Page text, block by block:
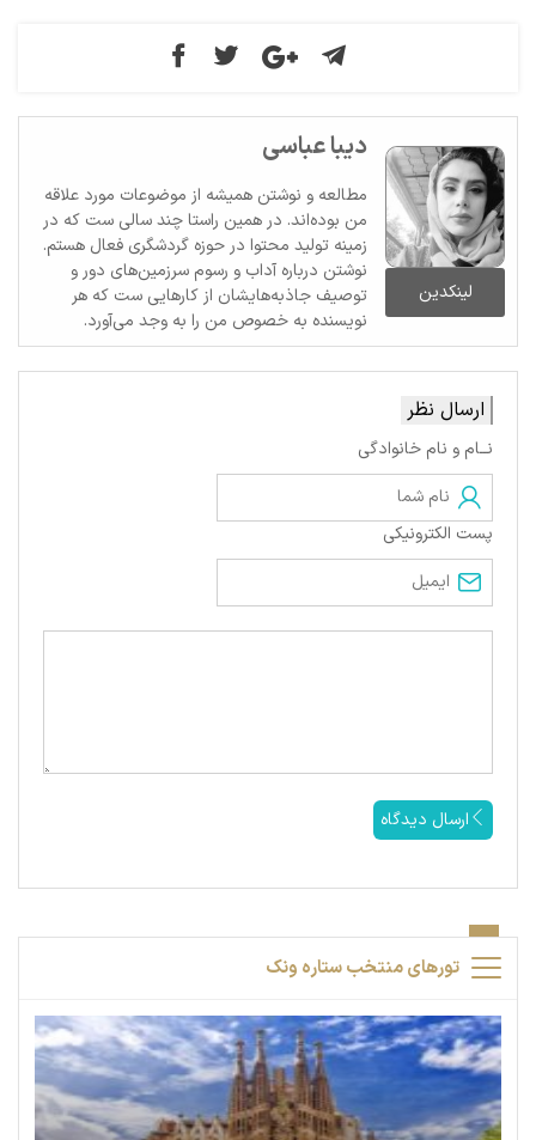
لینکدین
دیبا عباسی
مطالعه و نوشتن همیشه از موضوعات مورد علاقه
من بوده‌اند. در همین راستا چند سالی ست که در
زمینه تولید محتوا در حوزه گردشگری فعال هستم.
نوشتن درباره آداب و رسوم سرزمین‌های دور و
توصیف جاذبه‌هایشان از کارهایی ست که هر
نویسنده به خصوص من را به وجد می‌آورد.
ارسال نظر
نــام و نام خانوادگی
پست الکترونیکی
ارسال دیدگاه
تورهای منتخب ستاره ونک